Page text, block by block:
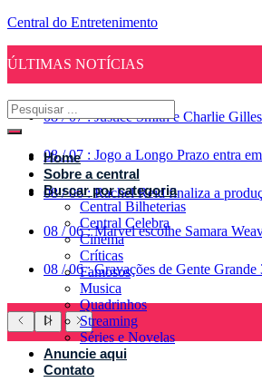
Central do Entretenimento
ÚLTIMAS NOTÍCIAS
08 / 07 : Justice Smith e Charlie
08 / 07 : Jogo a Longo Prazo entra
08 / 06 : Rachel Reid finaliza a
08 / 06 : Marvel escolhe Samara
08 / 06 : Gravações de Gente Grande
Home
Sobre a central
Buscar por categoria
Central Bilheterias
Central Celebra
Cinema
Críticas
Famosos
Musica
Quadrinhos
Streaming
Séries e Novelas
Anuncie aqui
Contato